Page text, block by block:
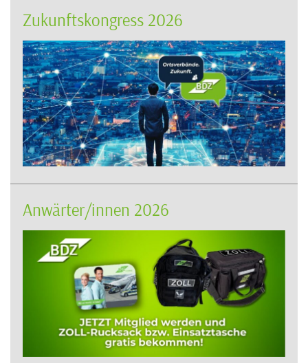
Zukunftskongress 2026
Anwärter/innen 2026